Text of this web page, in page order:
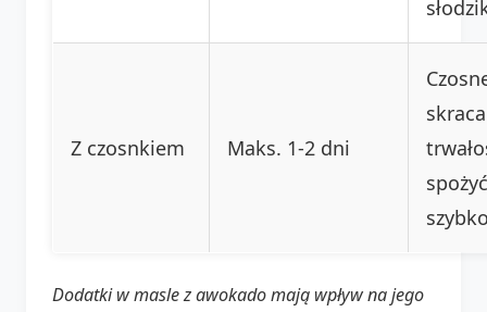
Z czosnkiem Maks. 1-2 dni
spożyć
Dodatki w masle z awokado mają wpływ na jego